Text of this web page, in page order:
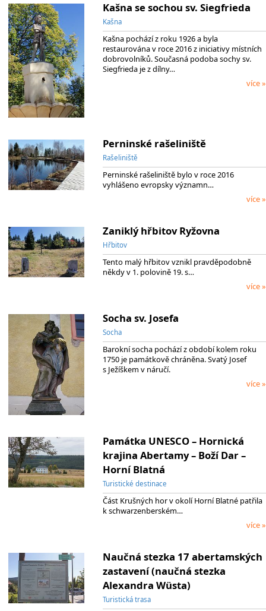
Kašna se sochou sv. Siegfrieda
Kašna
Kašna pochází z roku 1926 a byla
restaurována v roce 2016 z iniciativy místních
dobrovolníků. Současná podoba sochy sv.
Siegfrieda je z dílny…
více »
Perninské rašeliniště
Rašeliniště
Perninské rašeliniště bylo v roce 2016
vyhlášeno evropsky významn…
více »
Zaniklý hřbitov Ryžovna
Hřbitov
Tento malý hřbitov vznikl pravděpodobně
někdy v 1. polovině 19. s…
více »
Socha sv. Josefa
Socha
Barokní socha pochází z období kolem roku
1750 je památkově chráněna. Svatý Josef
s Ježíškem v náručí.
více »
Památka UNESCO – Hornická
krajina Abertamy – Boží Dar –
Horní Blatná
Turistické destinace
Část Krušných hor v okolí Horní Blatné patřila
k schwarzenberském…
více »
Naučná stezka 17 abertamských
zastavení (naučná stezka
Alexandra Wüsta)
Turistická trasa